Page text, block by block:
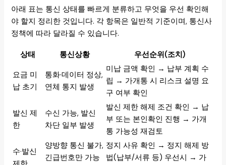
아래 표는 통신 상태를 빠르게 분류하고 무엇을 우선 확인해
야 할지 정리한 것입니다. 각 항목은 일반적 기준이며, 통신사
정책에 따라 달라질 수 있습니다.
상태 통신상황 우선순위(조치)
요금 미
납 초기
통화·데이터 정상,
연체 통지 발생
미납 금액 확인 → 납부 계획 수
립 → 가개통 시 리스크 설명 요
구 여부 확인
발신 제
한
수신 가능, 발신
차단 일부 발생
발신 제한 해제 조건 확인 → 납
부 또는 본인확인 진행 → 가개
통 가능성 재검토
수·발신
양방향 통신 불가,
긴급번호만 가능
정지 사유 확인 → 정지 해제 방
법(납부/서류 등) 우선시 → 가